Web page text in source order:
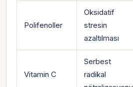
Polifenoller
Oksidatif
stresin
azaltılması
Vitamin C
Serbest
radikal